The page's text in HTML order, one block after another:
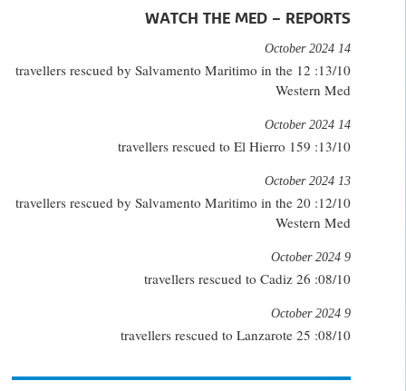
WATCH THE MED – REPORTS
13/10: 12 travellers rescued by Salvamento Maritimo in the
Western Med
14 October 2024
13/10: 159 travellers rescued to El Hierro
14 October 2024
12/10: 20 travellers rescued by Salvamento Maritimo in the
Western Med
13 October 2024
08/10: 26 travellers rescued to Cadiz
9 October 2024
08/10: 25 travellers rescued to Lanzarote
9 October 2024